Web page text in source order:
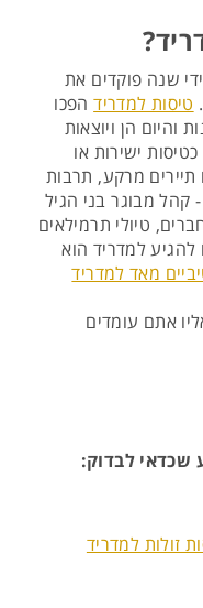
שנה פוקדים את
טיסות למדרידהפכו
והיום הן ויוצאות
ישירות או
תיירים מרקע, תרבות
- קהל מבוגר בני הגיל
טיולי תרמילאים
להגיע למדריד הוא
מאד למדריד
אתם עומדים
שכדאי לבדוק:
זולות למדריד